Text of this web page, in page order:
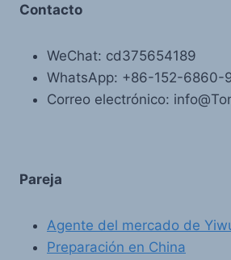
Contacto
WeChat: cd375654189
WhatsApp: +86-152-6860-
Correo electrónico:
Pareja
Agente del mercado de
Preparación en China